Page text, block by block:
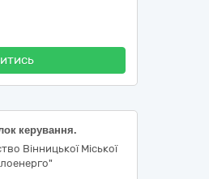
керування.
Вінницької Міської